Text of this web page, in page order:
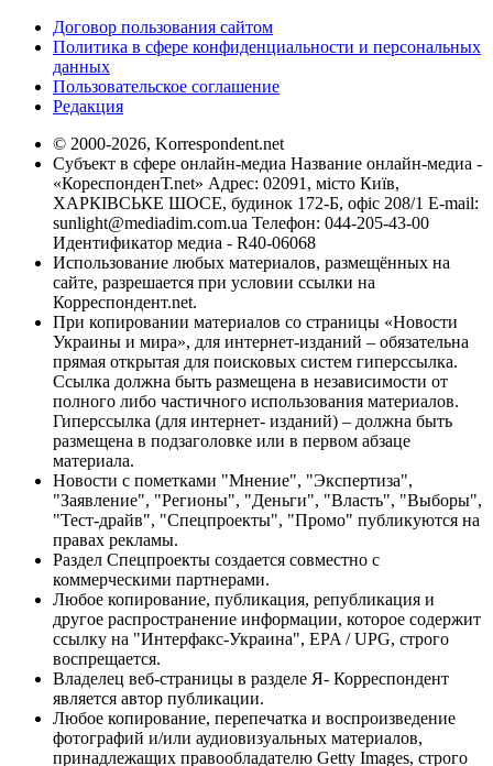
Договор пользования сайтом
Политика в сфере конфиденциальности и персональных
данных
Пользовательское соглашение
Редакция
© 2000-2026, Korrespondent.net
Субъект в сфере онлайн-медиа Название онлайн-медиа -
«КореспонденТ.net» Адрес: 02091, місто Київ,
ХАРКІВСЬКЕ ШОСЕ, будинок 172-Б, офіс 208/1 E-mail:
sunlight@mediadim.com.ua Телефон: 044-205-43-00
Идентификатор медиа - R40-06068
Использование любых материалов, размещённых на
сайте, разрешается при условии ссылки на
Корреспондент.net.
При копировании материалов со страницы «Новости
Украины и мира», для интернет-изданий – обязательна
прямая открытая для поисковых систем гиперссылка.
Ссылка должна быть размещена в независимости от
полного либо частичного использования материалов.
Гиперссылка (для интернет- изданий) – должна быть
размещена в подзаголовке или в первом абзаце
материала.
Новости с пометками "Мнение", "Экспертиза",
"Заявление", "Регионы", "Деньги", "Власть", "Выборы",
"Тест-драйв", "Спецпроекты", "Промо" публикуются на
правах рекламы.
Раздел Спецпроекты создается совместно с
коммерческими партнерами.
Любое копирование, публикация, републикация и
другое распространение информации, которое содержит
ссылку на "Интерфакс-Украина", EPA / UPG, строго
воспрещается.
Владелец веб-страницы в разделе Я- Корреспондент
является автор публикации.
Любое копирование, перепечатка и воспроизведение
фотографий и/или аудиовизуальных материалов,
принадлежащих правообладателю Getty Images, строго